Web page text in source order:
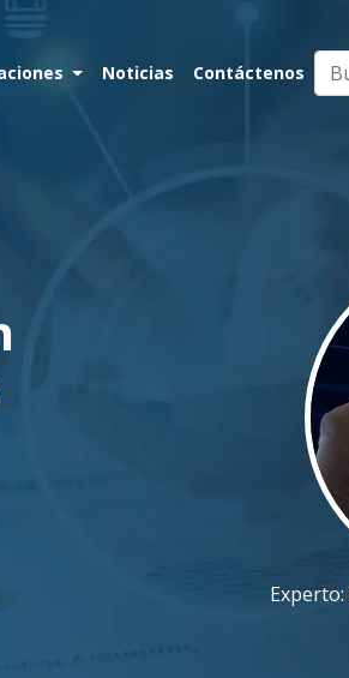
Noticias Contáctenos
Experto: